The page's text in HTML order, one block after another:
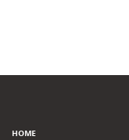
HOME